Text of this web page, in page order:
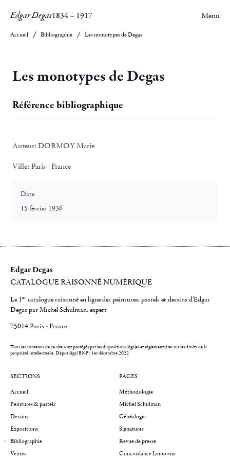
Edgar Degas1834– 1917 Menu
Accueil Bibliographie Les monotypes de Degas
Les monotypes de Degas
Référence bibliographique
Auteur: DORMOY Marie
Ville: Paris - France
Date
15 février 1936
Edgar Degas
CATALOGUE RAISONNÉ NUMÉRIQUE
Le 1er catalogue raisonné en ligne des peintures, pastels et dessins d'Edgar
Degas par Michel Schulman, expert
75014 Paris - France
Tous les contenus de ce site sont protégés par les dispositions légales et réglementaires sur les droits de la
propriété intellectuelle.Dépot légal BNF : 1er décembre 2022
SECTIONS
Accueil
Peintures & pastels
Dessins
Expositions
Bibliographie
Ventes
PAGES
Méthodologie
Michel Schulman
Généalogie
Signatures
Revue de presse
Concordance Lemoisne